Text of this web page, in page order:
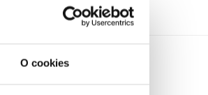
O cookies